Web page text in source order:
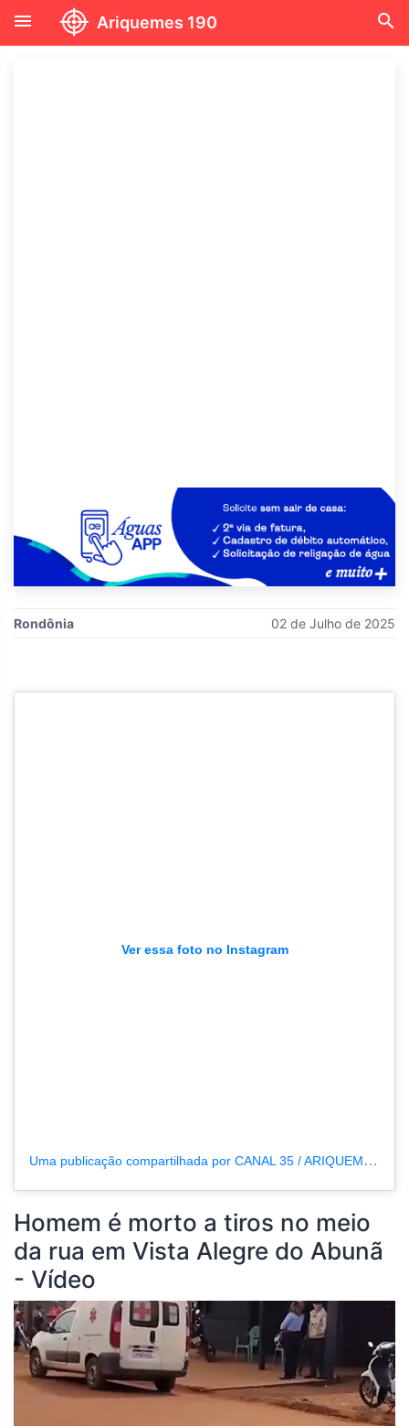
menu Ariquemes 190 search
Rondônia 02 de Julho de 2025
Ver essa foto no Instagram
Uma publicação compartilhada por CANAL 35 / ARIQUEMES190 (@tvpcanal35)
Homem é morto a tiros no meio
da rua em Vista Alegre do Abunã
- Vídeo